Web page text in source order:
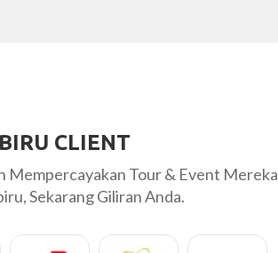
CLIENT
Mempercayakan Tour & Event Mereka
Sekarang Giliran Anda.